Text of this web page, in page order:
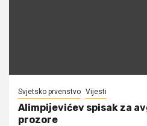
Svjetsko prvenstvo Vijesti
Alimpijevićev spisak za
prozore